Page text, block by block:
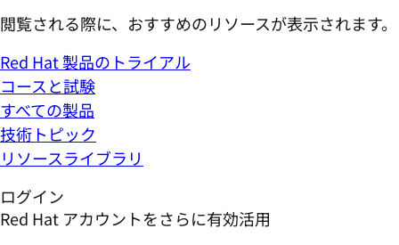
閲覧される際に、おすすめのリソースが表示されます。
Red Hat 製品のトライアル
コースと試験
すべての製品
技術トピック
リソースライブラリ
ログイン
Red Hat アカウントをさらに有効活用